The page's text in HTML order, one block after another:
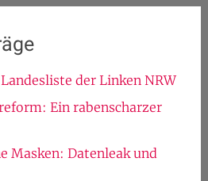
der Linken NRW
Ein rabenscharzer
Masken: Datenleak und